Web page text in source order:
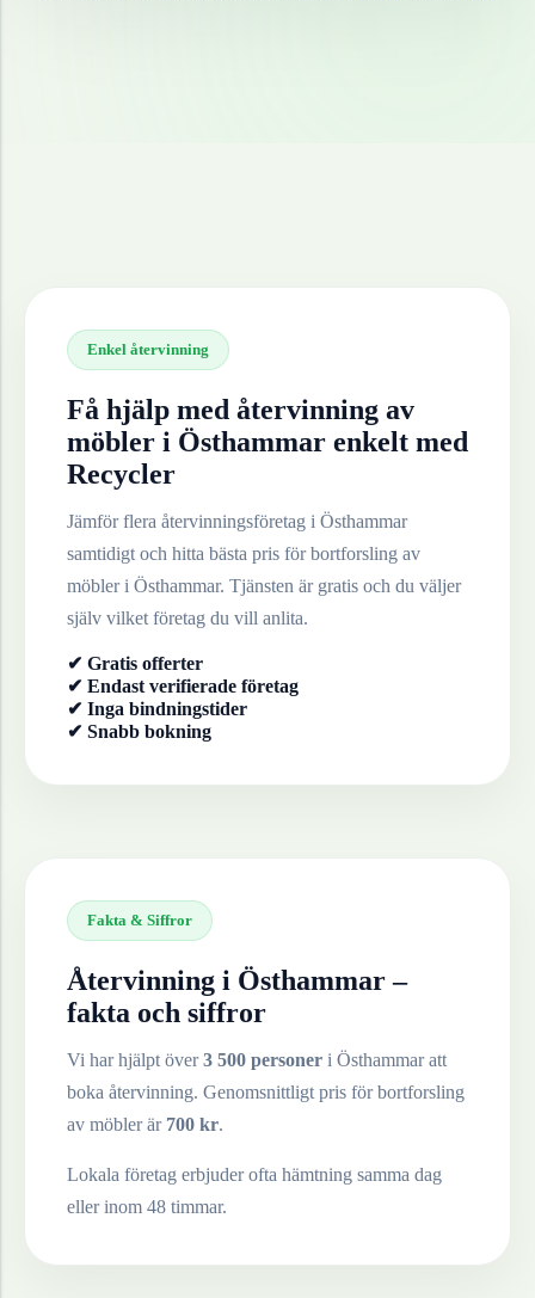
Enkel återvinning
Få hjälp med återvinning av
möbler i Östhammar enkelt med
Recycler
Jämför flera återvinningsföretag i Östhammar
samtidigt och hitta bästa pris för bortforsling av
möbleri Östhammar. Tjänsten är gratis och du väljer
själv vilket företag du vill anlita.
✔ Gratis offerter
✔ Endast verifierade företag
✔ Inga bindningstider
✔ Snabb bokning
Fakta & Siffror
Återvinning i Östhammar–
fakta och siffror
Vi har hjälpt över3 500 personer i Östhammaratt
boka återvinning. Genomsnittligt pris för bortforsling
av möblerär 700 kr.
Lokala företag erbjuder ofta hämtning samma dag
eller inom 48 timmar.